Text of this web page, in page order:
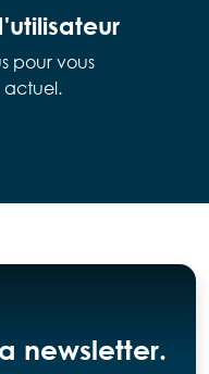
pour vous
newsletter.